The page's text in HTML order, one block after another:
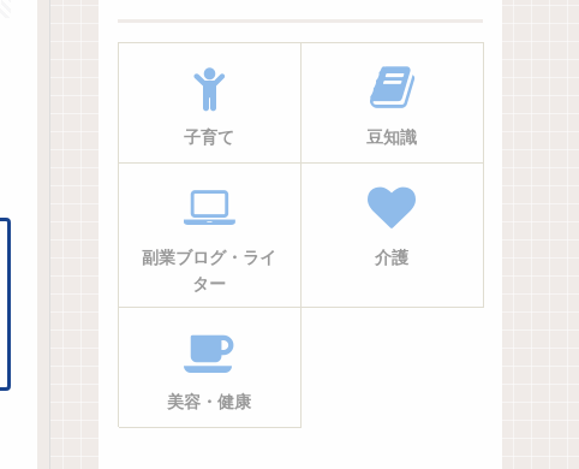
子育て 豆知識
副業ブログ・ライ
ター
介護
美容・健康